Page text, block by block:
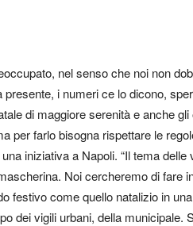
nel senso che noi non
i numeri ce lo dicono,
di maggiore serenità e anche
per farlo bisogna rispettare le
iniziativa a Napoli. “Il tema
Noi cercheremo di fare
festivo come quello natalizio in
dei vigili urbani, della municipale.